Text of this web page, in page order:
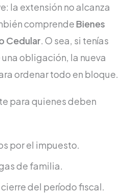
la extensión no alcanza
comprende Bienes
Cedular. O sea, si tenías
obligación, la nueva
ordenar todo en bloque.
para quienes deben
por el impuesto.
de familia.
del período fiscal.